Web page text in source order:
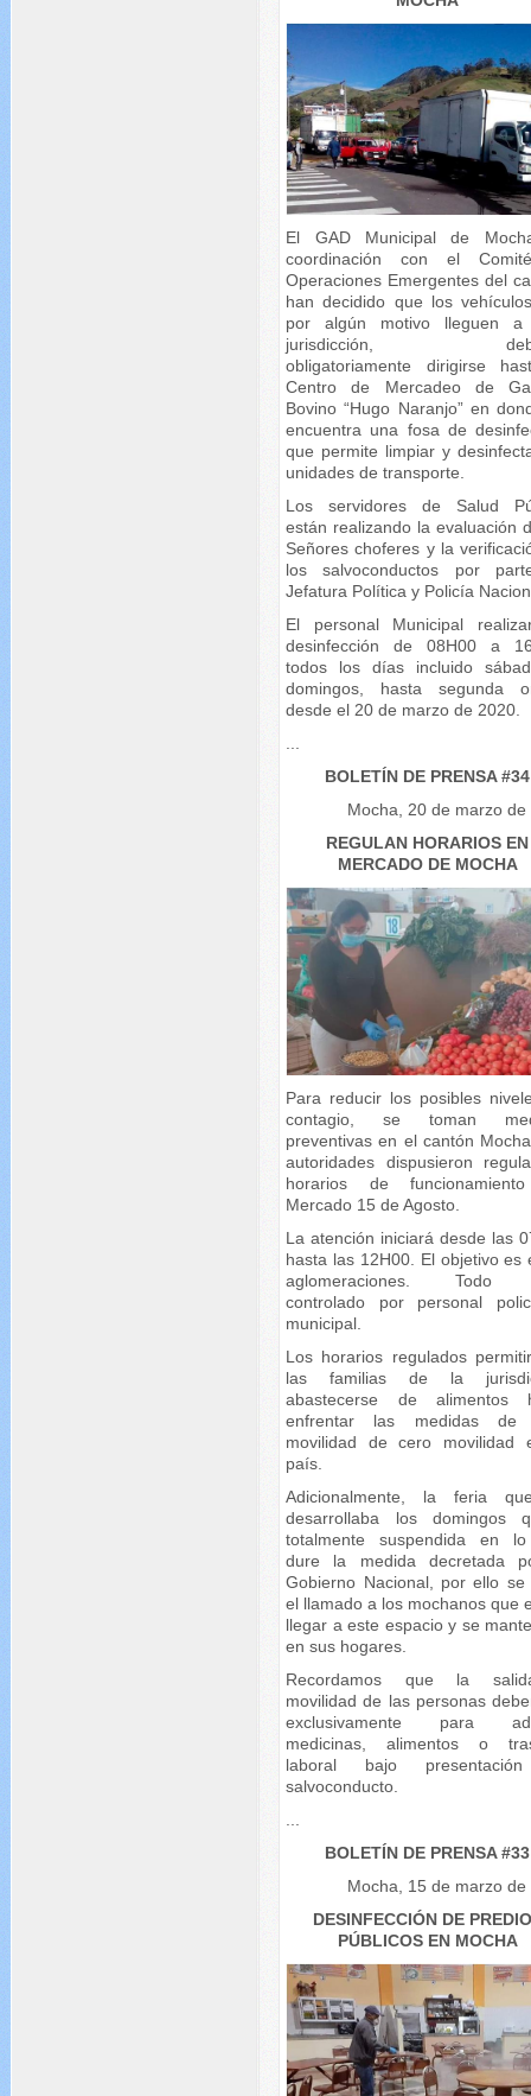
El GAD Municipal de
coordinación con el
Operaciones Emergentes del
han decidido que los
por algún motivo lleguen a
jurisdicción,
obligatoriamente dirigirse
Centro de Mercadeo de
Bovino “Hugo Naranjo” en
encuentra una fosa de
que permite limpiar y
unidades de transporte.
Los servidores de Salud
están realizando la evaluación
Señores choferes y la
los salvoconductos por
Jefatura Política y Policía
El personal Municipal
desinfección de 08H00 a
todos los días incluido
domingos, hasta segunda
desde el 20 de marzo de 2020.
BOLETÍN DE PRENSA #34
Mocha, 20 de marzo de
REGULAN HORARIOS EN
MERCADO DE MOCHA
Para reducir los posibles
contagio, se toman
preventivas en el cantón
autoridades dispusieron
horarios de
Mercado 15 de Agosto.
La atención iniciará desde las
hasta las 12H00. El objetivo es
aglomeraciones. Todo
controlado por personal
municipal.
Los horarios regulados
las familias de la
abastecerse de alimentos
enfrentar las medidas de
movilidad de cero movilidad
país.
Adicionalmente, la feria
desarrollaba los domingos
totalmente suspendida en
dure la medida decretada
Gobierno Nacional, por ello se
el llamado a los mochanos que
llegar a este espacio y se
en sus hogares.
Recordamos que la
movilidad de las personas
exclusivamente para
medicinas, alimentos o
laboral bajo
salvoconducto.
BOLETÍN DE PRENSA #33
Mocha, 15 de marzo de
DESINFECCIÓN DE
PÚBLICOS EN MOCHA